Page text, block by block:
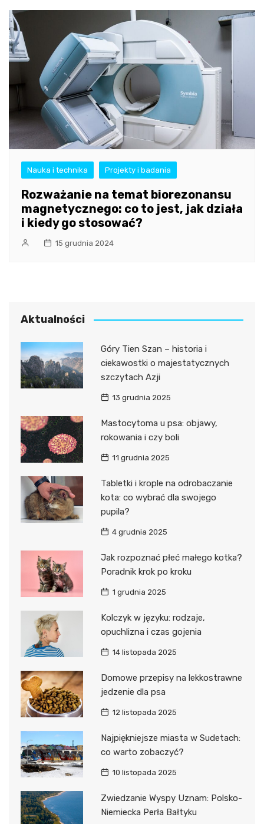
Nauka i technika Projekty i badania
Rozważanie na temat biorezonansu
magnetycznego: co to jest, jak działa
i kiedy go stosować?
15 grudnia 2024
Aktualności
Góry Tien Szan – historia i
ciekawostki o majestatycznych
szczytach Azji
13 grudnia 2025
Mastocytoma u psa: objawy,
rokowania i czy boli
11 grudnia 2025
Tabletki i krople na odrobaczanie
kota: co wybrać dla swojego
pupila?
4 grudnia 2025
Jak rozpoznać płeć małego kotka?
Poradnik krok po kroku
1 grudnia 2025
Kolczyk w języku: rodzaje,
opuchlizna i czas gojenia
14 listopada 2025
Domowe przepisy na lekkostrawne
jedzenie dla psa
12 listopada 2025
Najpiękniejsze miasta w Sudetach:
co warto zobaczyć?
10 listopada 2025
Zwiedzanie Wyspy Uznam: Polsko-
Niemiecka Perła Bałtyku